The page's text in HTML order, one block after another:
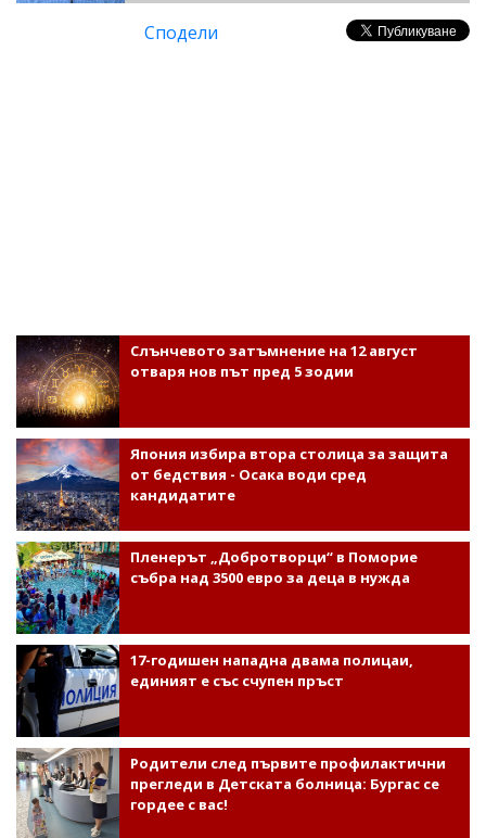
Сподели
Слънчевото затъмнение на 12 август
отваря нов път пред 5 зодии
Япония избира втора столица за защита
от бедствия - Осака води сред
кандидатите
Пленерът „Добротворци“ в Поморие
събра над 3500 евро за деца в нужда
17-годишен нападна двама полицаи,
единият е със счупен пръст
Родители след първите профилактични
прегледи в Детската болница: Бургас се
гордее с вас!